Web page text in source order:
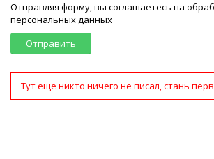
Отправляя форму, вы соглашаетесь на
персональных данных
Отправить
Тут еще никто ничего не писал, стань